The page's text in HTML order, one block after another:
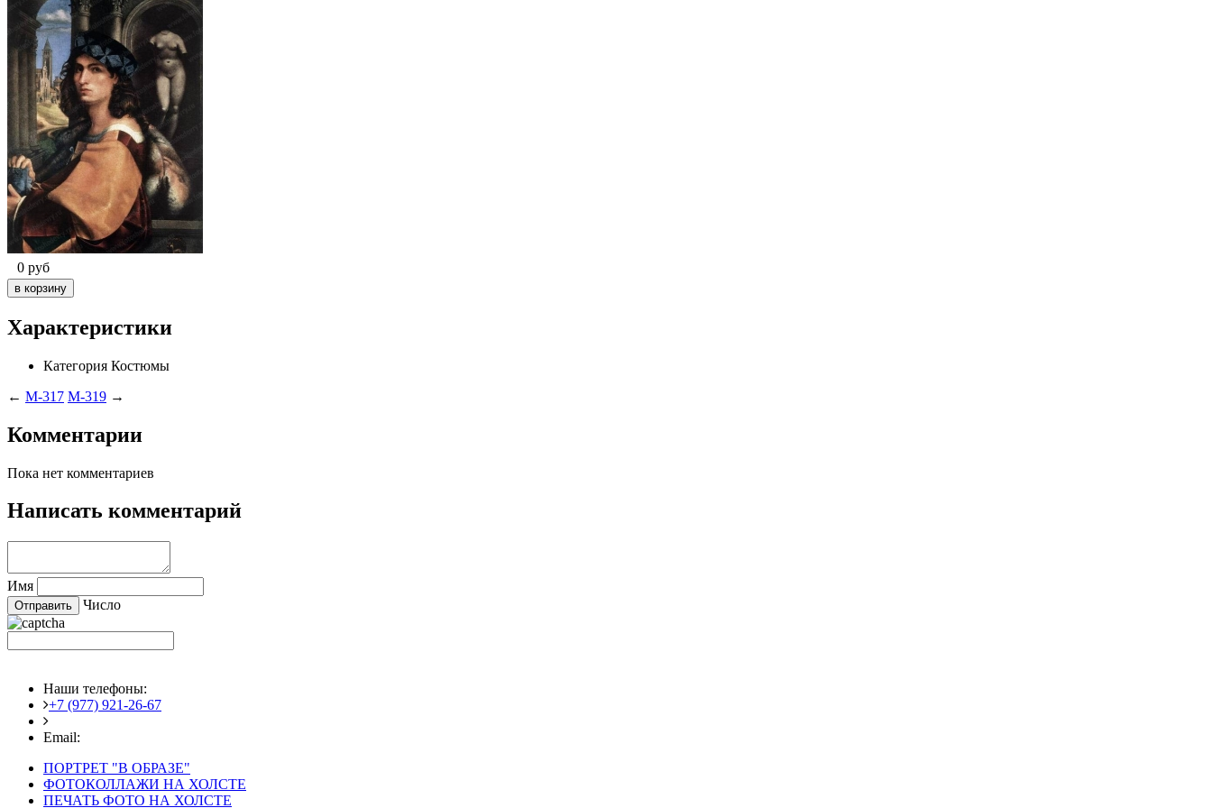
0 руб
Характеристики
Категория Костюмы
← M-317 M-319 →
Комментарии
Пока нет комментариев
Написать комментарий
Имя
Число
Наши телефоны:
+7 (977) 921-26-67
Email:
ПОРТРЕТ "В ОБРАЗЕ"
ФОТОКОЛЛАЖИ НА ХОЛСТЕ
ПЕЧАТЬ ФОТО НА ХОЛСТЕ